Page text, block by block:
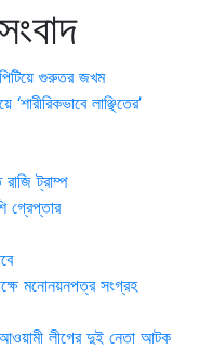
গুরুতর জখম
লাঞ্ছিতের’
ট্রাম্প
গ্রেপ্তার
মনোনয়নপত্র সংগ্রহ
লীগের দুই নেতা আটক